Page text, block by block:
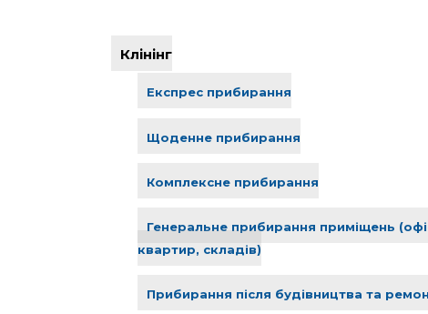
Клінінг
Експрес прибирання
Щоденне прибирання
Комплексне прибирання
Генеральне прибирання приміщень
квартир, складів)
Прибирання після будівництва та